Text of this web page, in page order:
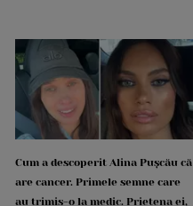
Cum a descoperit Alina Pușcău că
are cancer. Primele semne care
au trimis-o la medic. Prietena ei,